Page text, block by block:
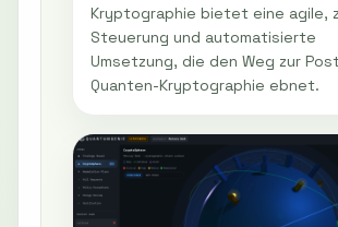
Kryptographie bietet eine agile,
Steuerung und automatisierte
Umsetzung, die den Weg zur
Quanten-Kryptographie ebnet.